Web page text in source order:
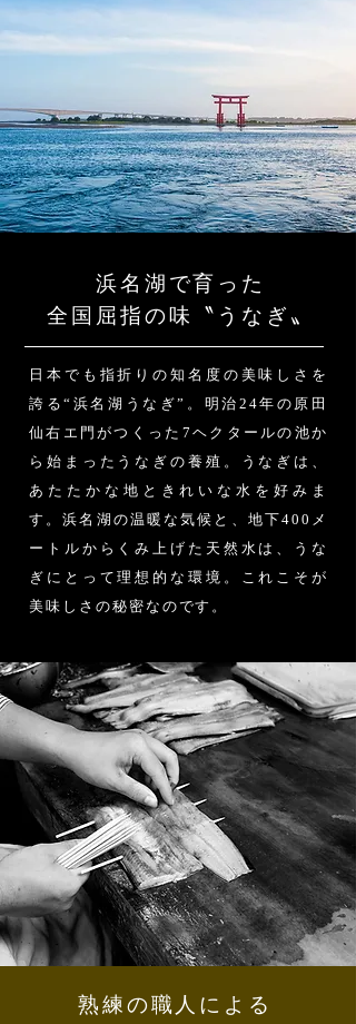
浜名湖で育った
全国屈指の味〝うなぎ〟
日本でも指折りの知名度の美味しさを
誇る“浜名湖うなぎ”。明治24年の原田
仙右エ門がつくった7ヘクタールの池か
ら始まったうなぎの養殖。うなぎは、
あたたかな地ときれいな水を好みま
す。浜名湖の温暖な気候と、地下400メ
ートルからくみ上げた天然水は、うな
ぎにとって理想的な環境。これこそが
美味しさの秘密なのです。
熟練の職人による